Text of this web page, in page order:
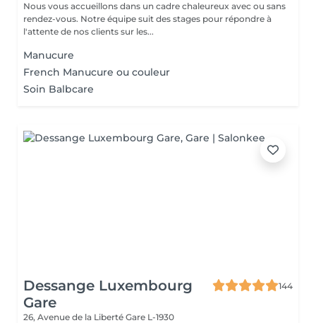
Nous vous accueillons dans un cadre chaleureux avec ou sans
rendez-vous. Notre équipe suit des stages pour répondre à
l'attente de nos clients sur les...
Manucure
French Manucure ou couleur
Soin Balbcare
Dessange Luxembourg
Gare
144
26, Avenue de la Liberté Gare L-1930